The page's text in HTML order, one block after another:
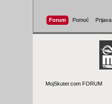
Forum Pomoć Prijava
MojSkuter.com FORUM